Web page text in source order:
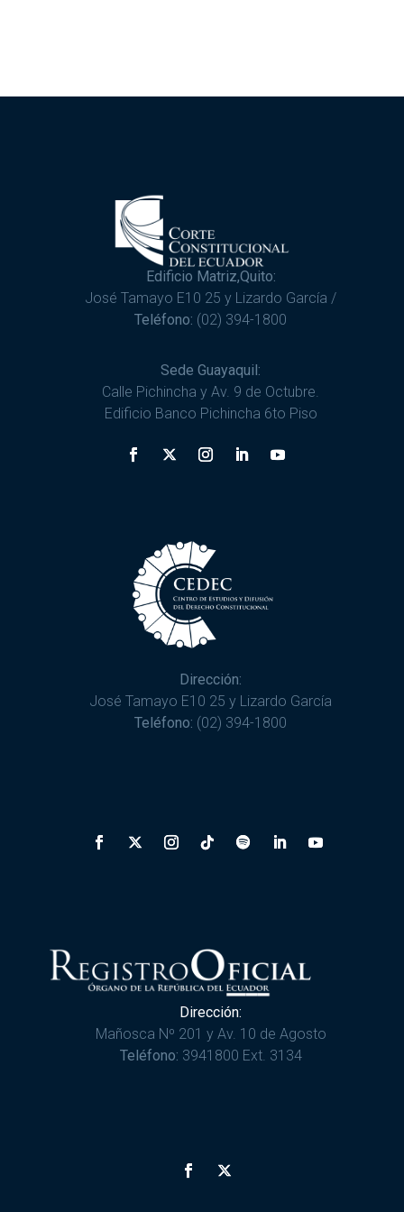
Edificio Matriz,Quito:
José Tamayo E10 25 y Lizardo García /
Teléfono: (02) 394-1800
Sede Guayaquil:
Calle Pichincha y Av. 9 de Octubre.
Edificio Banco Pichincha 6to Piso
Dirección:
José Tamayo E10 25 y Lizardo García
Teléfono: (02) 394-1800
Dirección:
Mañosca Nº 201 y Av. 10 de Agosto
Teléfono: 3941800 Ext. 3134